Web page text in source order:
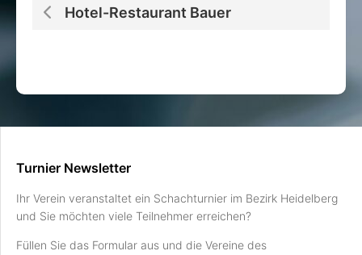
Hotel-Restaurant Bauer
Turnier Newsletter
Ihr Verein veranstaltet ein Schachturnier im Bezirk Heidelberg
und Sie möchten viele Teilnehmer erreichen?
Füllen Sie das Formular aus und die Vereine des